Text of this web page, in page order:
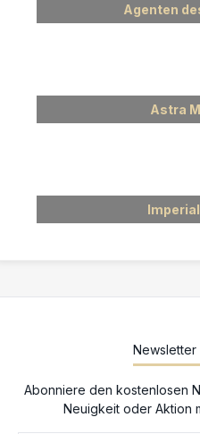
Agenten
Astra
Newsletter
Abonniere den kostenlosen
Neuigkeit oder Aktion